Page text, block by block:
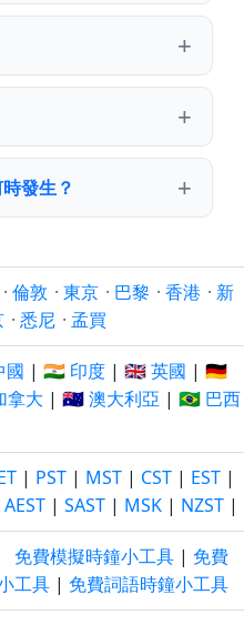
發生？
· 倫敦 · 東京 · 巴黎 · 香港 · 新
· 悉尼 · 孟買
國 | 🇮🇳 印度 | 🇬🇧 英國 | 🇩🇪
拿大 | 🇦🇺 澳大利亞 | 🇧🇷 巴西
| PST | MST | CST | EST |
AEST | SAST | MSK | NZST |
免費模擬時鐘小工具 | 免費
工具 | 免費詞語時鐘小工具